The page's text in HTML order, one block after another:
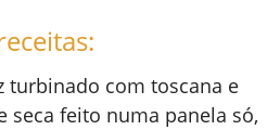
turbinado com toscana e
seca feito numa panela só,